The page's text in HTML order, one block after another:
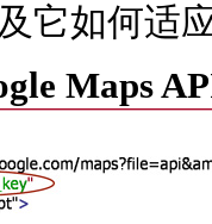
它如何适
Maps